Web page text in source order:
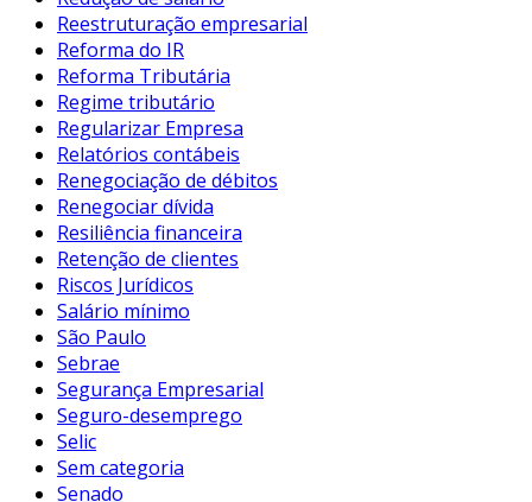
Reestruturação empresarial
Reforma do IR
Reforma Tributária
Regime tributário
Regularizar Empresa
Relatórios contábeis
Renegociação de débitos
Renegociar dívida
Resiliência financeira
Retenção de clientes
Riscos Jurídicos
Salário mínimo
São Paulo
Sebrae
Segurança Empresarial
Seguro-desemprego
Selic
Sem categoria
Senado